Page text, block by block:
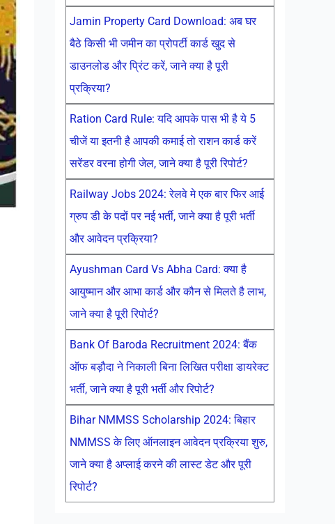
Jamin Property Card Download: अब घर
बैठे किसी भी जमीन का प्रोपर्टी कार्ड खुद से
डाउनलोड और प्रिंट करें, जाने क्या है पूरी
प्रक्रिया?
Ration Card Rule: यदि आपके पास भी है ये 5
चीजें या इतनी है आपकी कमाई तो राशन कार्ड करें
सरेंडर वरना होगी जेल, जाने क्या है पूरी रिपोर्ट?
Railway Jobs 2024: रेलवे मे एक बार फिर आई
ग्रुप डी के पदों पर नई भर्ती, जाने क्या है पूरी भर्ती
और आवेदन प्रक्रिया?
Ayushman Card Vs Abha Card: क्या है
आयुष्मान और आभा कार्ड और कौन से मिलते है लाभ,
जाने क्या है पूरी रिपोर्ट?
Bank Of Baroda Recruitment 2024: बैंक
ऑफ बड़ौदा ने निकाली बिना लिखित परीक्षा डायरेक्ट
भर्ती, जाने क्या है पूरी भर्ती और रिपोर्ट?
Bihar NMMSS Scholarship 2024: बिहार
NMMSS के लिए ऑनलाइन आवेदन प्रक्रिया शुरु,
जाने क्या है अप्लाई करने की लास्ट डेट और पूरी
रिपोर्ट?